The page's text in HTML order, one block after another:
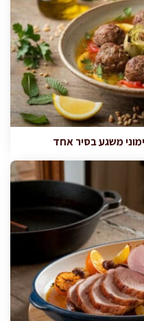
משגע בסיר אחד